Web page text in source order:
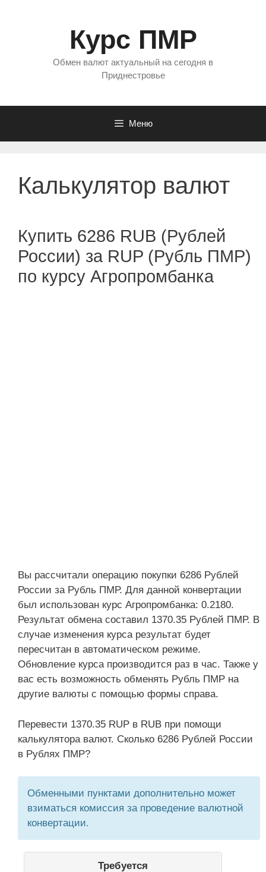
Курс ПМР
Обмен валют актуальный на сегодня в
Приднестровье
Меню
Калькулятор валют
Купить 6286 RUB (Рублей
России) за RUP (Рубль ПМР)
по курсу Агропромбанка
Вы рассчитали операцию покупки 6286 Рублей
России за Рубль ПМР. Для данной конвертации
был использован курс Агропромбанка: 0.2180.
Результат обмена составил 1370.35 Рублей ПМР. В
случае изменения курса результат будет
пересчитан в автоматическом режиме.
Обновление курса производится раз в час. Также у
вас есть возможность обменять Рубль ПМР на
другие валюты с помощью формы справа.
Перевести 1370.35 RUP в RUB при помощи
калькулятора валют. Сколько 6286 Рублей России
в Рублях ПМР?
Обменными пунктами дополнительно может
взиматься комиссия за проведение валютной
конвертации.
Требуется